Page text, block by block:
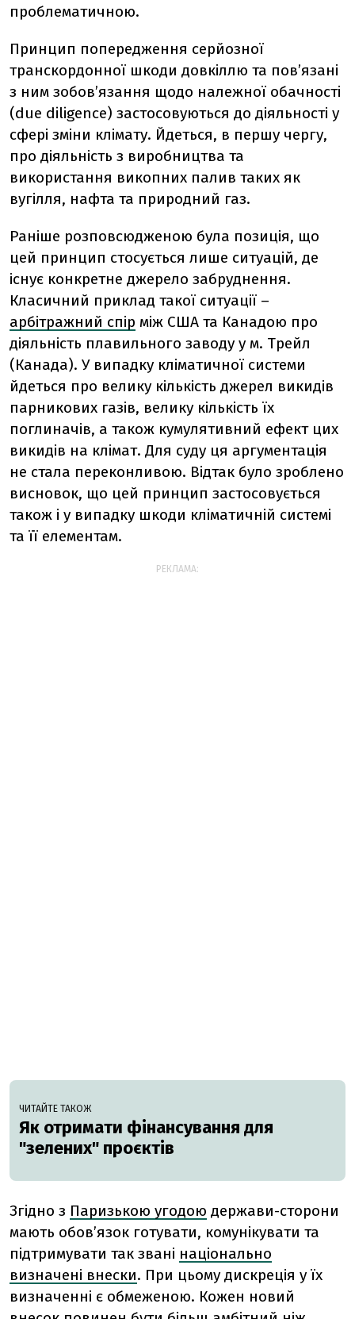
проблематичною.
Принцип попередження серйозної
транскордонної шкоди довкіллю та пов’язані
з ним зобов’язання щодо належної обачності
(due diligence) застосовуються до діяльності у
сфері зміни клімату. Йдеться, в першу чергу,
про діяльність з виробництва та
використання викопних палив таких як
вугілля, нафта та природний газ.
Раніше розповсюдженою була позиція, що
цей принцип стосується лише ситуацій, де
існує конкретне джерело забруднення.
Класичний приклад такої ситуації –
арбітражний спір між США та Канадою про
діяльність плавильного заводу у м. Трейл
(Канада). У випадку кліматичної системи
йдеться про велику кількість джерел викидів
парникових газів, велику кількість їх
поглиначів, а також кумулятивний ефект цих
викидів на клімат. Для суду ця аргументація
не стала переконливою. Відтак було зроблено
висновок, що цей принцип застосовується
також і у випадку шкоди кліматичній системі
та її елементам.
РЕКЛАМА:
ЧИТАЙТЕ ТАКОЖ
Як отримати фінансування для
"зелених" проєктів
Згідно з Паризькою угодою держави-сторони
мають обов’язок готувати, комунікувати та
підтримувати так звані національно
визначені внески. При цьому дискреція у їх
визначенні є обмеженою. Кожен новий